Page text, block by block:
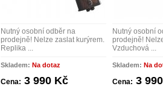
Nutný osobní odběr na
prodejně! Nelze zaslat kurýrem.
Replika ...
Skladem: Na dotaz
Cena: 3 990 Kč
Nutný osobní
prodejně!
Vzduchová ...
Skladem: Na
Cena: 3